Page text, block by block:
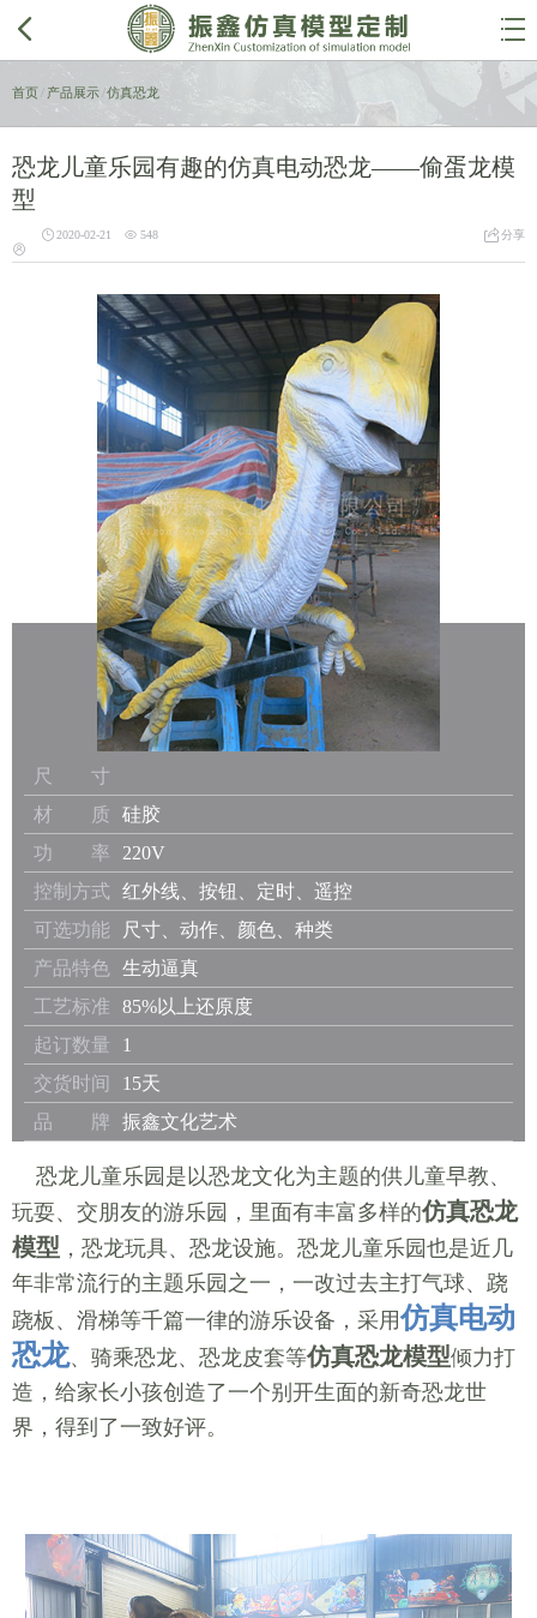
 
首页 产品展示/仿真恐龙
恐龙儿童乐园有趣的仿真电动恐龙——偷蛋龙模
型

 2020-02-21  548 分享
尺 寸
材 质
硅胶
功 率
220V
控制方式
红外线、按钮、定时、遥控
可选功能
尺寸、动作、颜色、种类
产品特色
生动逼真
工艺标准
85%以上还原度
起订数量
1
交货时间
15天
品 牌
振鑫文化艺术
恐龙儿童乐园是以恐龙文化为主题的供儿童早教、
玩耍、交朋友的游乐园，里面有丰富多样的仿真恐龙
模型 ，恐龙玩具、恐龙设施。恐龙儿童乐园也是近几
年非常流行的主题乐园之一，一改过去主打气球、跷
跷板、滑梯等千篇一律的游乐设备，采用仿真电动
恐龙、骑乘恐龙、恐龙皮套等仿真恐龙模型倾力打
造，给家长小孩创造了一个别开生面的新奇恐龙世
界，得到了一致好评。